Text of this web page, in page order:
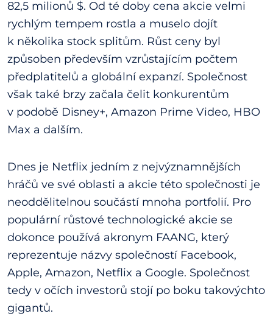
82,5 milionů $. Od té doby cena akcie velmi
rychlým tempem rostla a muselo dojít
k několika stock splitům. Růst ceny byl
způsoben především vzrůstajícím počtem
předplatitelů a globální expanzí. Společnost
však také brzy začala čelit konkurentům
v podobě Disney+, Amazon Prime Video, HBO
Max a dalším.
Dnes je Netflix jedním z nejvýznamnějších
hráčů ve své oblasti a akcie této společnosti je
neoddělitelnou součástí mnoha portfolií. Pro
populární růstové technologické akcie se
dokonce používá akronym FAANG, který
reprezentuje názvy společností Facebook,
Apple, Amazon, Netflix a Google. Společnost
tedy v očích investorů stojí po boku takovýchto
gigantů.